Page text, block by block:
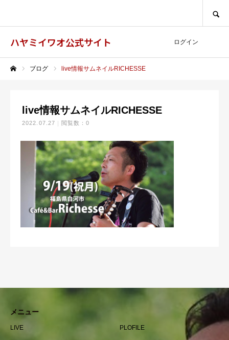
ハヤミイワオ公式サイト ログイン
ブログ live情報サムネイルRICHESSE
live情報サムネイルRICHESSE
2022.07.27 閲覧数：0
メニュー
LIVE PLOFILE